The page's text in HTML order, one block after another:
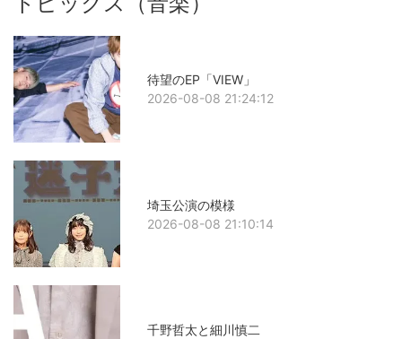
待望のEP「VIEW」
2026-08-08 21:24:12
埼玉公演の模様
2026-08-08 21:10:14
千野哲太と細川慎二